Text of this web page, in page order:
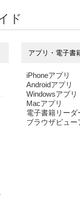
ド
アプリ・電子書
iPhoneアプリ
Androidアプリ
Windowsアプリ
Macアプリ
電子書籍リーダ
ブラウザビュー